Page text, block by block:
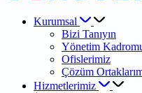
Kurumsal
Bizi Tanıyın
Yönetim
Ofislerimiz
Çözüm
Hizmetlerimiz